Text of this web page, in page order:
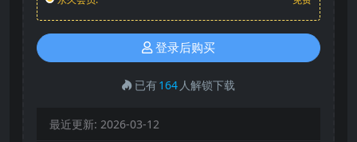
登录后购买
已有164 人解锁下载
最近更新: 2026-03-12